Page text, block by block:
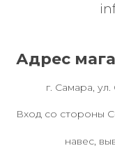
Адрес
г. Самара,
Вход со стороны
навес,